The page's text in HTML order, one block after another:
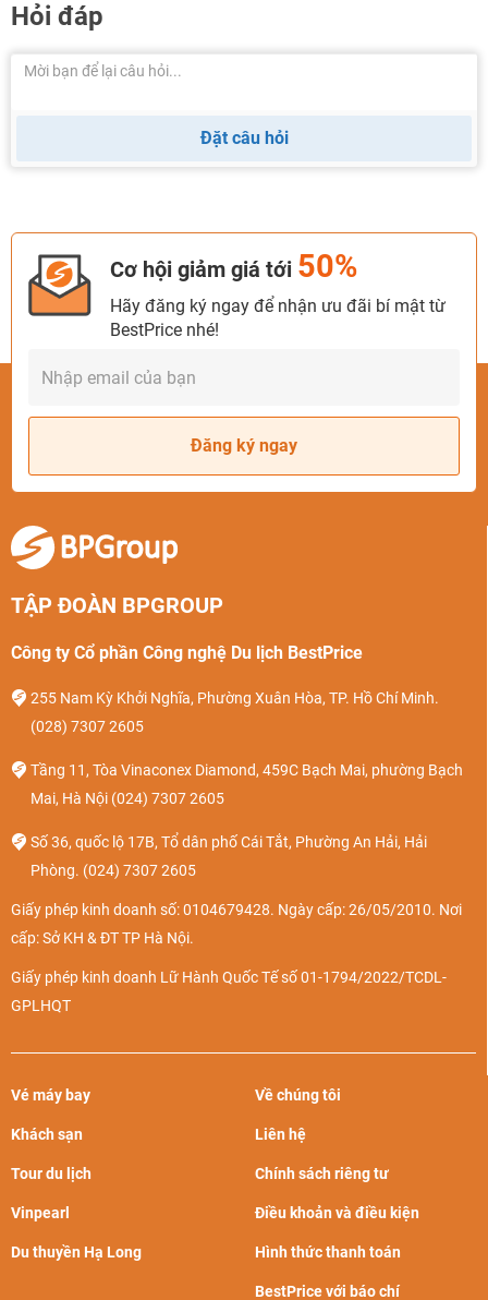
Hỏi đáp
Đặt câu hỏi
Cơ hội giảm giá tới 50%
Hãy đăng ký ngay để nhận ưu đãi bí mật từ
BestPrice nhé!
Đăng ký ngay
TẬP ĐOÀN BPGROUP
Công ty Cổ phần Công nghệ Du lịch BestPrice
255 Nam Kỳ Khởi Nghĩa, Phường Xuân Hòa, TP. Hồ Chí Minh.
(028) 7307 2605
Tầng 11, Tòa Vinaconex Diamond, 459C Bạch Mai, phường Bạch
Mai, Hà Nội (024) 7307 2605
Số 36, quốc lộ 17B, Tổ dân phố Cái Tắt, Phường An Hải, Hải
Phòng. (024) 7307 2605
Giấy phép kinh doanh số: 0104679428. Ngày cấp: 26/05/2010. Nơi
cấp: Sở KH & ĐT TP Hà Nội.
Giấy phép kinh doanh Lữ Hành Quốc Tế số 01-1794/2022/TCDL-
GPLHQT
Vé máy bay
Khách sạn
Tour du lịch
Vinpearl
Du thuyền Hạ Long
Về chúng tôi
Liên hệ
Chính sách riêng tư
Điều khoản và điều kiện
Hình thức thanh toán
BestPrice với báo chí